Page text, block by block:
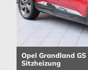
Opel Grandland
Sitzheizung